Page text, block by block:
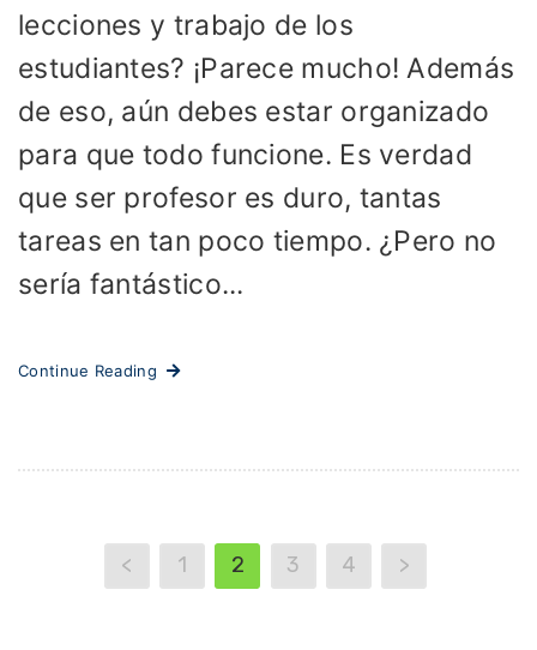
lecciones y trabajo de los
estudiantes? ¡Parece mucho! Además
de eso, aún debes estar organizado
para que todo funcione. Es verdad
que ser profesor es duro, tantas
tareas en tan poco tiempo. ¿Pero no
sería fantástico...
Continue Reading
< 1 2 3 4 >